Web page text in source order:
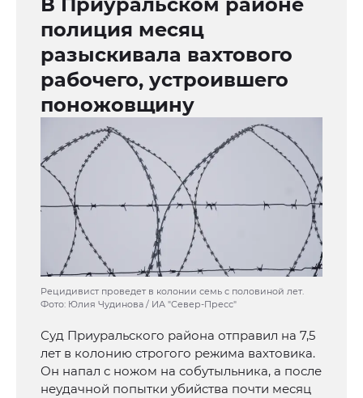
полиция месяц
разыскивала вахтового
рабочего, устроившего
поножовщину
Рецидивист проведет в колонии семь с половиной лет.
Фото: Юлия Чудинова / ИА "Север-Пресс"
Суд Приуральского района отправил на 7,5
лет в колонию строгого режима вахтовика.
Он напал с ножом на собутыльника, а после
неудачной попытки убийства почти месяц